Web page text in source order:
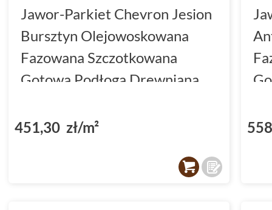
Jawor-Parkiet Chevron Jesion
Bursztyn Olejowoskowana
Fazowana Szczotkowana
Gotowa Podłoga Drewniana
451,30 zł/m²